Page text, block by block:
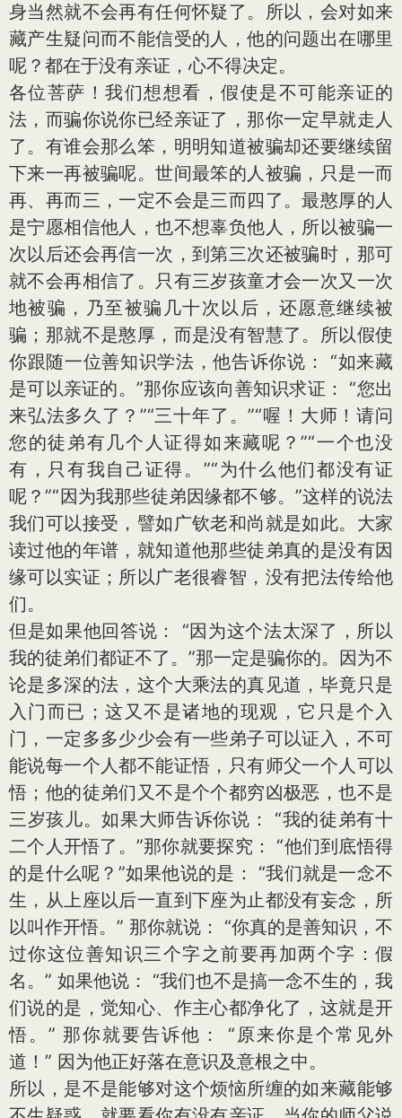
身当然就不会再有任何怀疑了。所以，会对如来
藏产生疑问而不能信受的人，他的问题出在哪里
呢？都在于没有亲证，心不得决定。
各位菩萨！我们想想看，假使是不可能亲证的
法，而骗你说你已经亲证了，那你一定早就走人
了。有谁会那么笨，明明知道被骗却还要继续留
下来一再被骗呢。世间最笨的人被骗，只是一而
再、再而三，一定不会是三而四了。最憨厚的人
是宁愿相信他人，也不想辜负他人，所以被骗一
次以后还会再信一次，到第三次还被骗时，那可
就不会再相信了。只有三岁孩童才会一次又一次
地被骗，乃至被骗几十次以后，还愿意继续被
骗；那就不是憨厚，而是没有智慧了。所以假使
你跟随一位善知识学法，他告诉你说： “如来藏
是可以亲证的。”那你应该向善知识求证： “您出
来弘法多久了？”“三十年了。”“喔！大师！请问
您的徒弟有几个人证得如来藏呢？”“一个也没
有，只有我自己证得。”“为什么他们都没有证
呢？”“因为我那些徒弟因缘都不够。”这样的说法
我们可以接受，譬如广钦老和尚就是如此。大家
读过他的年谱，就知道他那些徒弟真的是没有因
缘可以实证；所以广老很睿智，没有把法传给他
们。
但是如果他回答说： “因为这个法太深了，所以
我的徒弟们都证不了。”那一定是骗你的。因为不
论是多深的法，这个大乘法的真见道，毕竟只是
入门而已；这又不是诸地的现观，它只是个入
门，一定多多少少会有一些弟子可以证入，不可
能说每一个人都不能证悟，只有师父一个人可以
悟；他的徒弟们又不是个个都穷凶极恶，也不是
三岁孩儿。如果大师告诉你说： “我的徒弟有十
二个人开悟了。”那你就要探究： “他们到底悟得
的是什么呢？”如果他说的是： “我们就是一念不
生，从上座以后一直到下座为止都没有妄念，所
以叫作开悟。” 那你就说： “你真的是善知识，不
过你这位善知识三个字之前要再加两个字：假
名。” 如果他说： “我们也不是搞一念不生的，我
们说的是，觉知心、作主心都净化了，这就是开
悟。” 那你就要告诉他： “原来你是个常见外
道！” 因为他正好落在意识及意根之中。
所以，是不是能够对这个烦恼所缠的如来藏能够